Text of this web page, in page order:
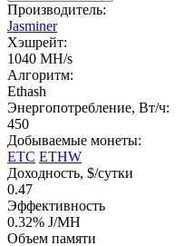
Производитель:
Jasminer
Хэшрейт:
1040 MH/s
Алгоритм:
Ethash
Энергопотребление, Вт/ч:
450
Добываемые монеты:
ETC ETHW
Доходность, $/сутки
0.47
Эффективность
0.32% J/MH
Объем памяти